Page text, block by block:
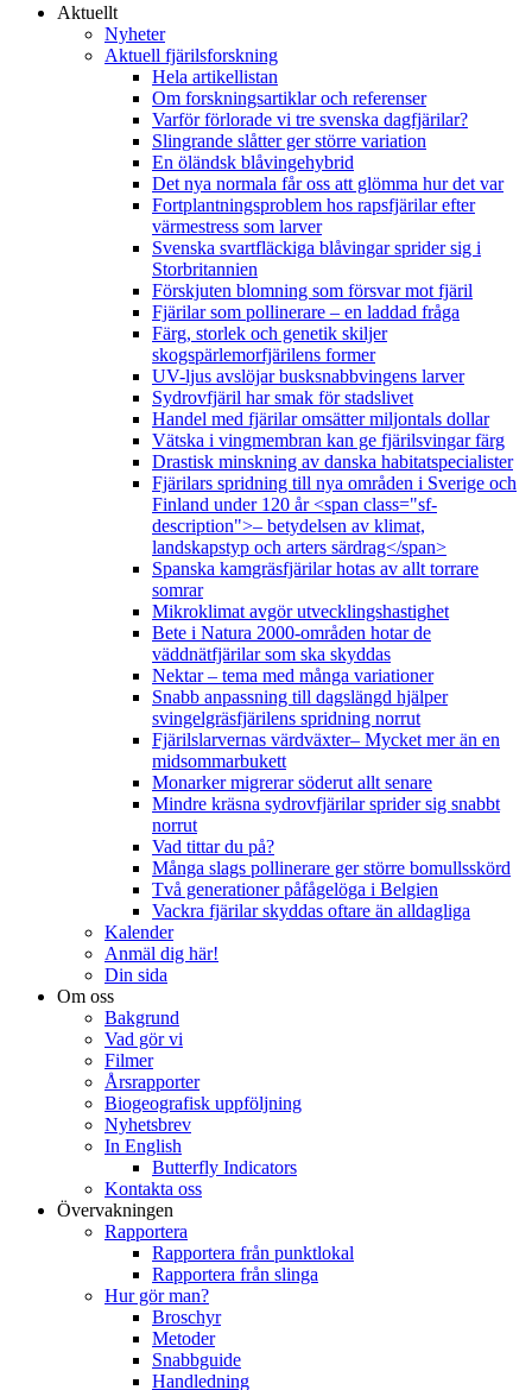
Aktuellt
Nyheter
Aktuell fjärilsforskning
Hela artikellistan
Om forskningsartiklar och referenser
Varför förlorade vi tre svenska dagfjärilar?
Slingrande slåtter ger större variation
En öländsk blåvingehybrid
Det nya normala får oss att glömma hur det var
Fortplantningsproblem hos rapsfjärilar efter
värmestress som larver
Svenska svartfläckiga blåvingar sprider sig i
Storbritannien
Förskjuten blomning som försvar mot fjäril
Fjärilar som pollinerare – en laddad fråga
Färg, storlek och genetik skiljer
skogspärlemorfjärilens former
UV-ljus avslöjar busksnabbvingens larver
Sydrovfjäril har smak för stadslivet
Handel med fjärilar omsätter miljontals dollar
Vätska i vingmembran kan ge fjärilsvingar färg
Drastisk minskning av danska habitatspecialister
Fjärilars spridning till nya områden i Sverige och
Finland under 120 år <span class="sf-
description">– betydelsen av klimat,
landskapstyp och arters särdrag</span>
Spanska kamgräsfjärilar hotas av allt torrare
somrar
Mikroklimat avgör utvecklingshastighet
Bete i Natura 2000-områden hotar de
väddnätfjärilar som ska skyddas
Nektar – tema med många variationer
Snabb anpassning till dagslängd hjälper
svingelgräsfjärilens spridning norrut
Fjärilslarvernas värdväxter– Mycket mer än en
midsommarbukett
Monarker migrerar söderut allt senare
Mindre kräsna sydrovfjärilar sprider sig snabbt
norrut
Vad tittar du på?
Många slags pollinerare ger större bomullsskörd
Två generationer påfågelöga i Belgien
Vackra fjärilar skyddas oftare än alldagliga
Kalender
Anmäl dig här!
Din sida
Om oss
Bakgrund
Vad gör vi
Filmer
Årsrapporter
Biogeografisk uppföljning
Nyhetsbrev
In English
Butterfly Indicators
Kontakta oss
Övervakningen
Rapportera
Rapportera från punktlokal
Rapportera från slinga
Hur gör man?
Broschyr
Metoder
Snabbguide
Handledning